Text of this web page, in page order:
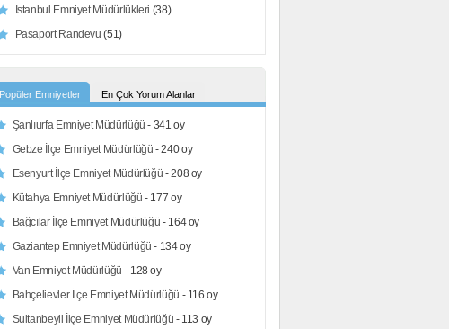
İstanbul Emniyet Müdürlükleri (38)
Pasaport Randevu (51)
Popüler Emniyetler En Çok Yorum Alanlar
Şanlıurfa Emniyet Müdürlüğü - 341 oy
Gebze İlçe Emniyet Müdürlüğü - 240 oy
Esenyurt İlçe Emniyet Müdürlüğü - 208 oy
Kütahya Emniyet Müdürlüğü - 177 oy
Bağcılar İlçe Emniyet Müdürlüğü - 164 oy
Gaziantep Emniyet Müdürlüğü - 134 oy
Van Emniyet Müdürlüğü - 128 oy
Bahçelievler İlçe Emniyet Müdürlüğü - 116 oy
Sultanbeyli İlçe Emniyet Müdürlüğü - 113 oy